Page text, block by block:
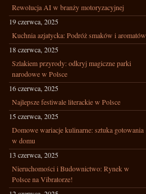
Rewolucja AI w branży motoryzacyjnej
19 czerwca, 2025
Kuchnia azjatycka: Podróż smaków i aromatów
18 czerwca, 2025
Szlakiem przyrody: odkryj magiczne parki
narodowe w Polsce
16 czerwca, 2025
Najlepsze festiwale literackie w Polsce
15 czerwca, 2025
Domowe wariacje kulinarne: sztuka gotowania
w domu
13 czerwca, 2025
Nieruchomości i Budownictwo: Rynek w
Polsce na Vibratorze!